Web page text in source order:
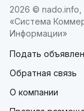
2026 ©
«Система
Информации»
Подать
Обратная связь
О компании